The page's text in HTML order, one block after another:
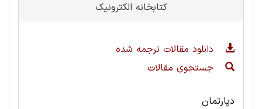
کتابخانه الکترونیک
دانلود مقالات ترجمه شده
جستجوی مقالات
دپارتمان